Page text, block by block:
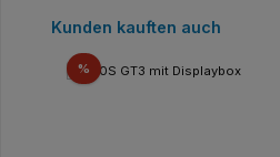
Produktgalerie überspringen
Kunden kauften auch
%Rabatt